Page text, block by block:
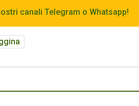
canali Telegram o Whatsapp!